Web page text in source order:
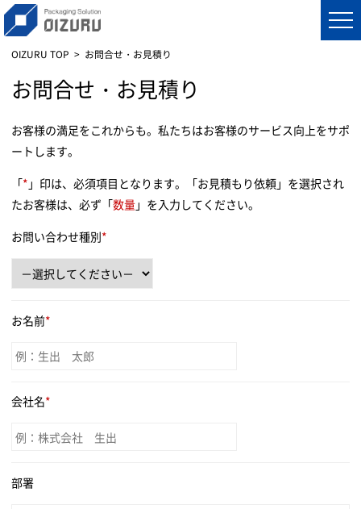
OIZURU TOP お問合せ・お見積り
お問合せ・お見積り
お客様の満足をこれからも。私たちはお客様のサービス向上をサポ
ートします。
「* 」印は、必須項目となります。「お見積もり依頼」を選択され
たお客様は、必ず「数量」を入力してください。
お問い合わせ種別*
お名前*
会社名*
部署